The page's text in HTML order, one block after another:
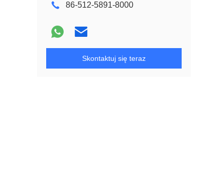
86-512-5891-8000
Skontaktuj się teraz